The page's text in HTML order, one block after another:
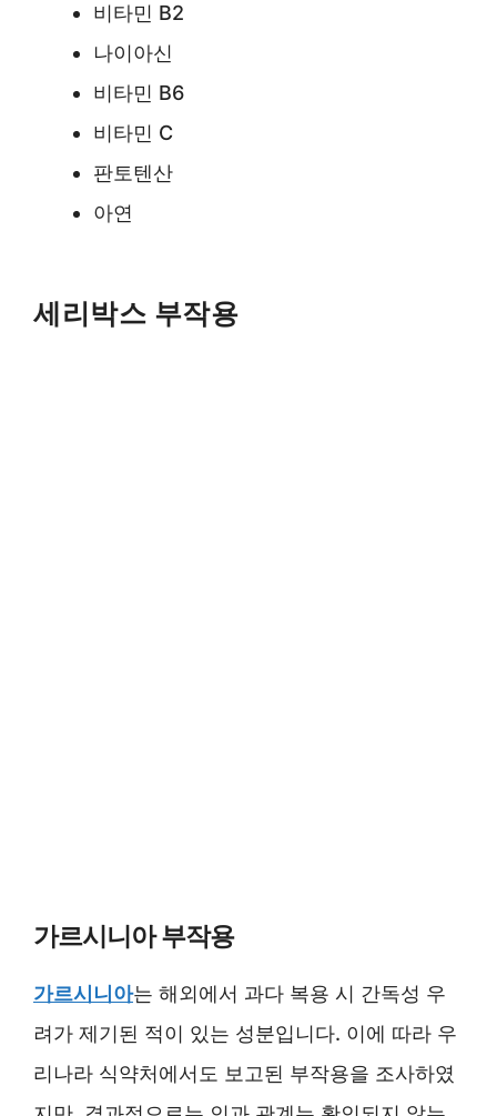
비타민 B2
나이아신
비타민 B6
비타민 C
판토텐산
아연
세리박스 부작용
가르시니아 부작용
가르시니아는 해외에서 과다 복용 시 간독성 우
려가 제기된 적이 있는 성분입니다. 이에 따라 우
리나라 식약처에서도 보고된 부작용을 조사하였